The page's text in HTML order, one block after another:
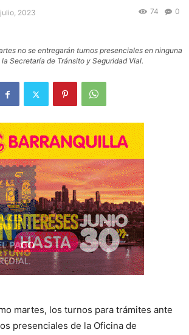
2023 0
74
no se entregarán turnos presenciales en ninguna
Secretaría de Tránsito y Seguridad Vial.
martes, los turnos para trámites ante
presenciales de la Oficina de